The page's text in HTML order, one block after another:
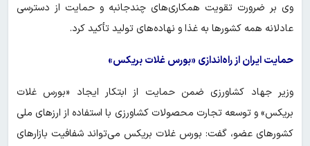
وی بر ضرورت تقویت همکاری‌های چندجانبه و حمایت از دسترسی
عادلانه همه کشورها به غذا و نهاده‌های تولید تأکید کرد.
حمایت ایران از راه‌اندازی «بورس غلات بریکس»
وزیر جهاد کشاورزی ضمن حمایت از ابتکار ایجاد «بورس غلات
بریکس» و توسعه تجارت محصولات کشاورزی با استفاده از ارزهای ملی
کشورهای عضو، گفت: بورس غلات بریکس می‌تواند شفافیت بازارهای